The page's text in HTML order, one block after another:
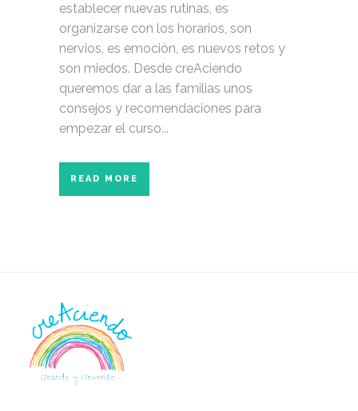
establecer nuevas rutinas, es
organizarse con los horarios, son
nervios, es emoción, es nuevos retos y
son miedos. Desde creAciendo
queremos dar a las familias unos
consejos y recomendaciones para
empezar el curso...
READ MORE